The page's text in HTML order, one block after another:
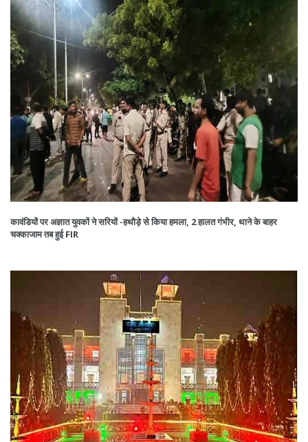
कावंडियों पर अज्ञात युवकों ने सरियों -हथौड़े से किया हमला, 2 हालत गंभीर, थाने के बाहर
चक्काजाम तब हुई FIR